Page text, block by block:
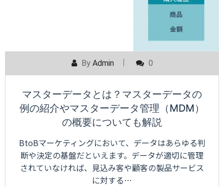
By Admin 0
マスターデータとは？マスターデータの
例の紹介やマスターデータ管理（MDM）
の概要についても解説
BtoBマーケティングにおいて、データはあらゆる判
断や決定の基盤だといえます。データが適切に管理
されていなければ、見込み客や顧客の製品サービス
に対する…